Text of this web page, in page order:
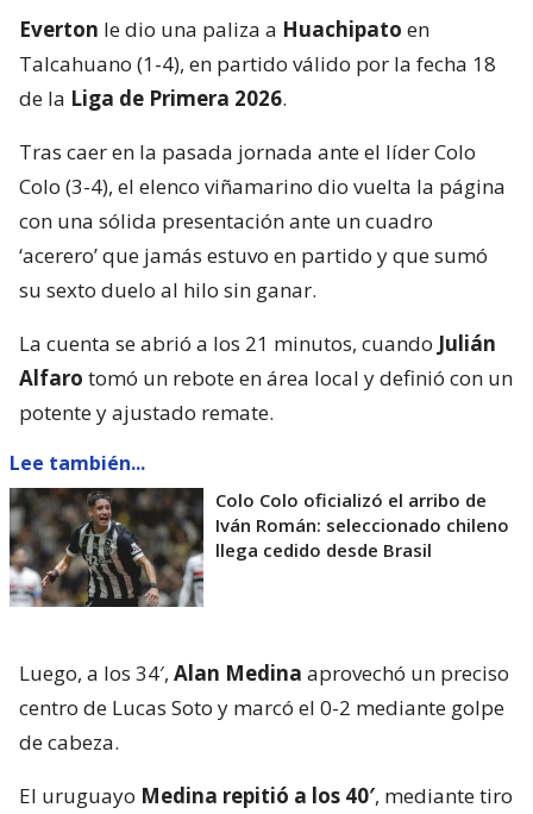
Everton le dio una paliza a Huachipato en
Talcahuano (1-4), en partido válido por la fecha 18
de la Liga de Primera 2026.
Tras caer en la pasada jornada ante el líder Colo
Colo (3-4), el elenco viñamarino dio vuelta la página
con una sólida presentación ante un cuadro
‘acerero’ que jamás estuvo en partido y que sumó
su sexto duelo al hilo sin ganar.
La cuenta se abrió a los 21 minutos, cuando Julián
Alfaro tomó un rebote en área local y definió con un
potente y ajustado remate.
Lee también...
Colo Colo oficializó el arribo de
Iván Román: seleccionado chileno
llega cedido desde Brasil
Luego, a los 34′, Alan Medina aprovechó un preciso
centro de Lucas Soto y marcó el 0-2 mediante golpe
de cabeza.
El uruguayo Medina repitió a los 40′, mediante tiro